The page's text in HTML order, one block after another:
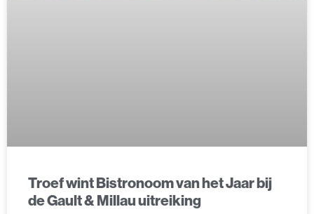
Troef wint Bistronoom van het Jaar bij
de Gault & Millau uitreiking